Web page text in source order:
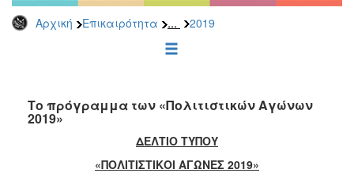
Αρχική Επικαιρότητα ... 2019
2026
2025
2022
Το πρόγραμμα των «Πολιτιστικών Αγώνων
2019»
ΔΕΛΤΙΟ ΤΥΠΟΥ
«ΠΟΛΙΤΙΣΤΙΚΟΙ ΑΓΩΝΕΣ 2019»